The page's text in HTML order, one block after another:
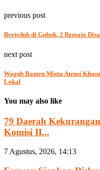
previous post
Berteduh di Gubuk, 2 Remaja
next post
Wagub Banten Minta Atensi
Lokal
You may also like
79 Daerah
Komisi II...
7 Agustus, 2026, 14:13